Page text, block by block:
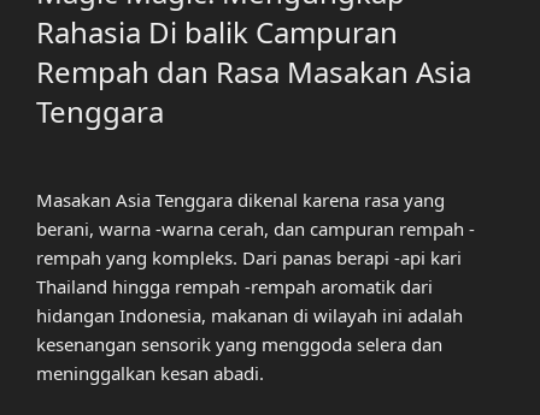
Rahasia Di balik Campuran
Rempah dan Rasa Masakan Asia
Tenggara
Masakan Asia Tenggara dikenal karena rasa yang
berani, warna -warna cerah, dan campuran rempah -
rempah yang kompleks. Dari panas berapi -api kari
Thailand hingga rempah -rempah aromatik dari
hidangan Indonesia, makanan di wilayah ini adalah
kesenangan sensorik yang menggoda selera dan
meninggalkan kesan abadi.